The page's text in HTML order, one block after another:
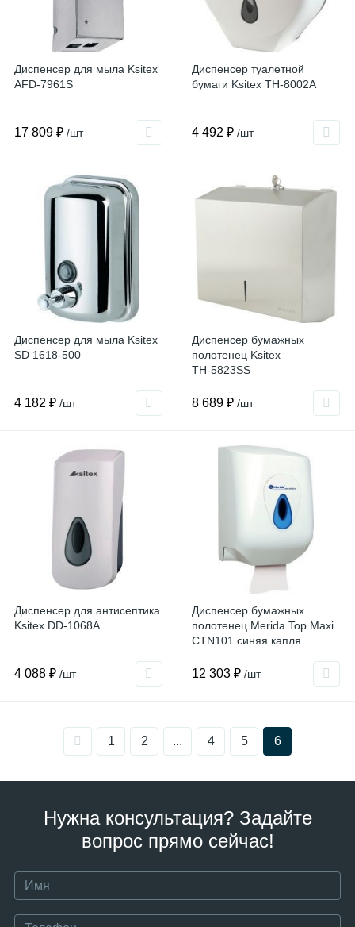
Диспенсер для мыла Ksitex
AFD-7961S
17 809 ₽ /шт
Диспенсер туалетной
бумаги Ksitex TH-8002A
4 492 ₽ /шт
Диспенсер для мыла Ksitex
SD 1618-500
4 182 ₽ /шт
Диспенсер бумажных
полотенец Ksitex
TН-5823SS
8 689 ₽ /шт
Диспенсер для антисептика
Ksitex DD-1068A
4 088 ₽ /шт
Диспенсер бумажных
полотенец Merida Top Maxi
CTN101 синяя капля
12 303 ₽ /шт
1 2 ... 4 5 6
Нужна консультация? Задайте
вопрос прямо сейчас!